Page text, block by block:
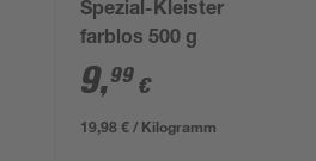
Spezial-Kleister
farblos 500 g
9,99 €
19,98 € / Kilogramm